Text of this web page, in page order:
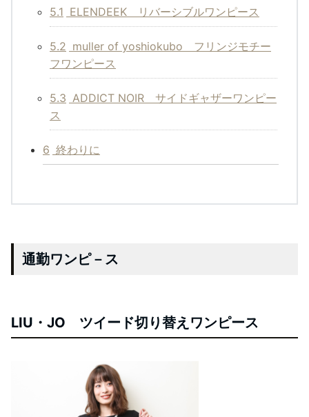
5.1 ELENDEEK リバーシブルワンピース
5.2 muller of yoshiokubo フリンジモチー
フワンピース
5.3 ADDICT NOIR サイドギャザーワンピー
ス
6 終わりに
通勤ワンピ－ス
LIU・JO ツイード切り替えワンピース